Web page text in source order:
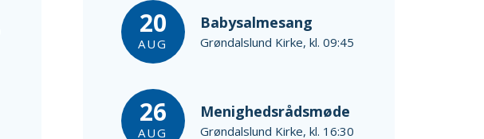
20
AUG
Babysalmesang
Grøndalslund Kirke, kl. 09:45
26
AUG
Menighedsrådsmøde
Grøndalslund Kirke, kl. 16:30